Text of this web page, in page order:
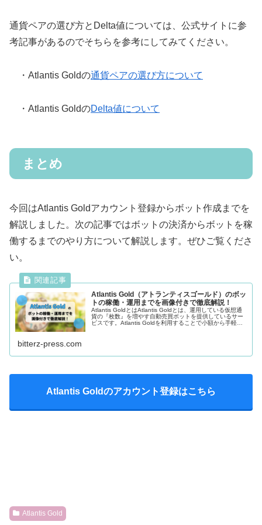
通貨ペアの選び方とDelta値については、公式サイトに参
考記事があるのでそちらを参考にしてみてください。
・Atlantis Goldの通貨ペアの選び方について
・Atlantis GoldのDelta値について
まとめ
今回はAtlantis Goldアカウント登録からボット作成までを
解説しました。次の記事ではボットの決済からボットを稼
働するまでのやり方について解説します。ぜひご覧くださ
い。
Atlantis Gold（アトランティスゴールド）のボッ
トの稼働・運用までを画像付きで徹底解説！
Atlantis GoldとはAtlantis Goldとは、運用している仮想通
貨の『枚数』を増やす自動売買ボットを提供しているサー
ビスです。Atlantis Goldを利用することで小額から手軽に
bitterz-press.com
Atlantis Goldのアカウント登録はこちら
Atlantis Gold